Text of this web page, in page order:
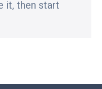
it, then start